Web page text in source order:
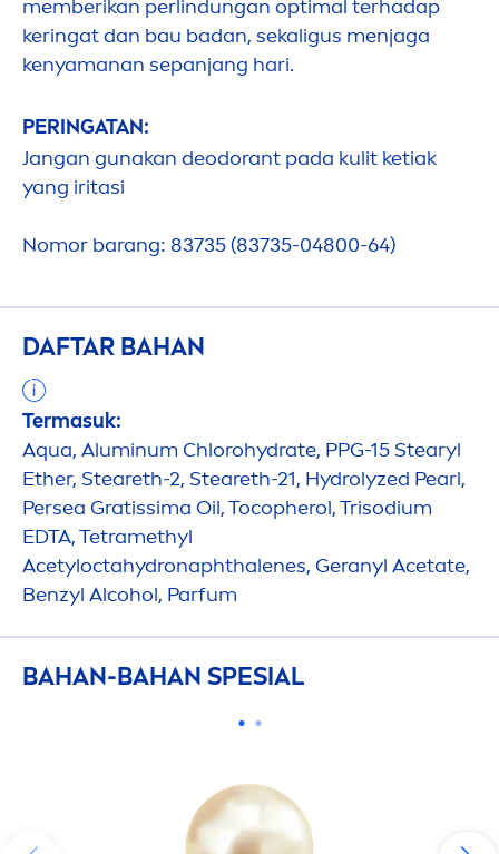
memberikan perlindungan optimal terhadap
keringat dan bau badan, sekaligus menjaga
kenyamanan sepanjang hari.
PERINGATAN:
Jangan gunakan deodorant pada kulit ketiak
yang iritasi
Nomor barang: 83735 (83735-04800-64)
DAFTAR BAHAN
Termasuk:
Aqua, Aluminum Chlorohydrate, PPG-15 Stearyl
Ether, Steareth-2, Steareth-21, Hydrolyzed Pearl,
Persea Gratissima Oil, Tocopherol, Trisodium
EDTA, Tetramethyl
Acetyloctahydronaphthalenes, Geranyl Acetate,
Benzyl Alcohol, Parfum
BAHAN-BAHAN SPESIAL